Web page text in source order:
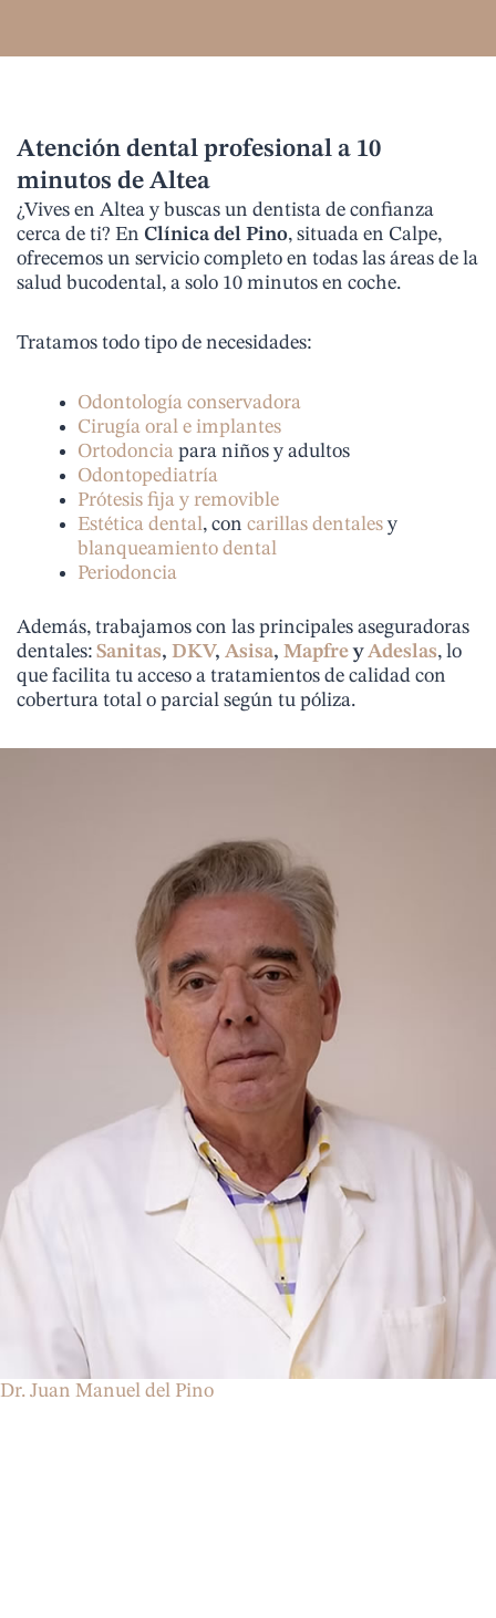
Atención dental profesional a 10
minutos de Altea
¿Vives en Altea y buscas un dentista de confianza
cerca de ti? En Clínica del Pino, situada en Calpe,
ofrecemos un servicio completo en todas las áreas de la
salud bucodental, a solo 10 minutos en coche.
Tratamos todo tipo de necesidades:
Odontología conservadora
Cirugía oral e implantes
Ortodoncia para niños y adultos
Odontopediatría
Prótesis fija y removible
Estética dental, con carillas dentalesy
blanqueamiento dental
Periodoncia
Además, trabajamos con las principales aseguradoras
dentales: Sanitas, DKV, Asisa, MapfreyAdeslas, lo
que facilita tu acceso a tratamientos de calidad con
cobertura total o parcial según tu póliza.
Dr. Juan Manuel del Pino